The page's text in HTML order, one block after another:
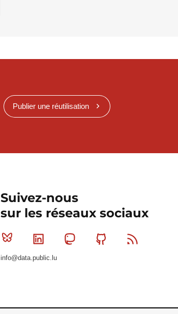
Publier une réutilisation
Suivez-nous
sur les réseaux sociaux
Bluesky Linkedin MastodonGithub
info@data.public.lu